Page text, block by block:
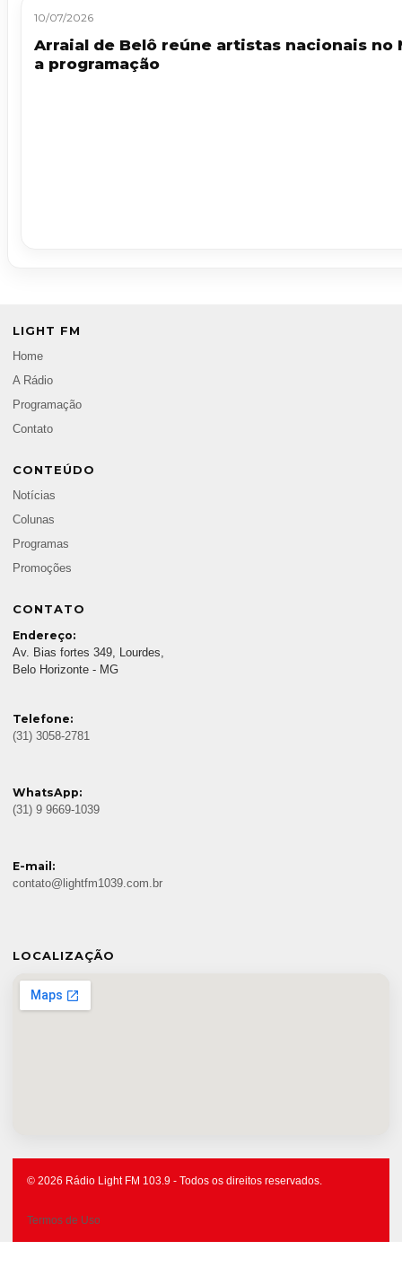
10/07/2026
Arraial de Belô reúne artistas nacionais no
a programação
LIGHT FM
Home
A Rádio
Programação
Contato
CONTEÚDO
Notícias
Colunas
Programas
Promoções
CONTATO
Endereço:
Av. Bias fortes 349, Lourdes,
Belo Horizonte - MG
Telefone:
(31) 3058-2781
WhatsApp:
(31) 9 9669-1039
E-mail:
contato@lightfm1039.com.br
LOCALIZAÇÃO
© 2026 Rádio Light FM 103.9 - Todos os direitos reservados.
Termos de Uso